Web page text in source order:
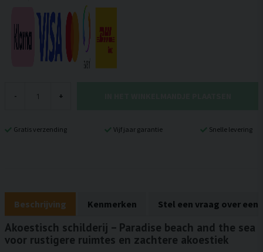
- +
Gratis verzending Vijf jaar garantie Snelle levering
Beschrijving Kenmerken Stel een vraag over een
Akoestisch schilderij – Paradise beach and the sea
voor rustigere ruimtes en zachtere akoestiek